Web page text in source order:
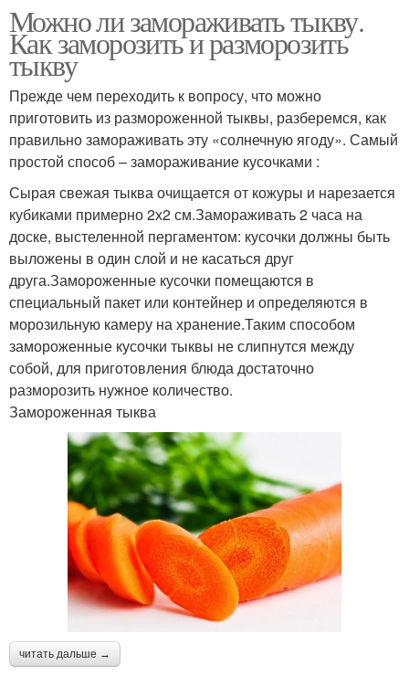
Можно ли замораживать тыкву.
Как заморозить и разморозить
тыкву
Прежде чем переходить к вопросу, что можно
приготовить из размороженной тыквы, разберемся, как
правильно замораживать эту «солнечную ягоду». Самый
простой способ – замораживание кусочками :
Сырая свежая тыква очищается от кожуры и нарезается
кубиками примерно 2х2 см.Замораживать 2 часа на
доске, выстеленной пергаментом: кусочки должны быть
выложены в один слой и не касаться друг
друга.Замороженные кусочки помещаются в
специальный пакет или контейнер и определяются в
морозильную камеру на хранение.Таким способом
замороженные кусочки тыквы не слипнутся между
собой, для приготовления блюда достаточно
разморозить нужное количество.
Замороженная тыква
читать дальше →